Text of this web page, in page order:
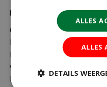
Bezorging:
Om uw bestelling goed
bezorgen maken wij
bedraagt
werkdagen. Deze
Nederland als België.
ALLES
ALLES
DETAILS